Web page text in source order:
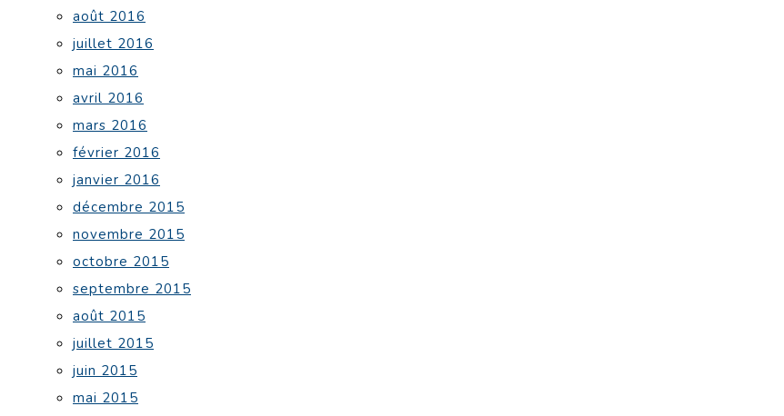
août 2016
juillet 2016
mai 2016
avril 2016
mars 2016
février 2016
janvier 2016
décembre 2015
novembre 2015
octobre 2015
septembre 2015
août 2015
juillet 2015
juin 2015
mai 2015